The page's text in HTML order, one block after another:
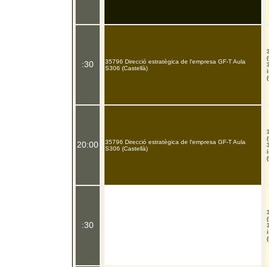
:30
20:00
:30
35796 Direcció estratègica de l'empresa GF-T Aula
S306 (Castellà)
35796 Direcció estratègica de l'empresa GF-T Aula
S306 (Castellà)